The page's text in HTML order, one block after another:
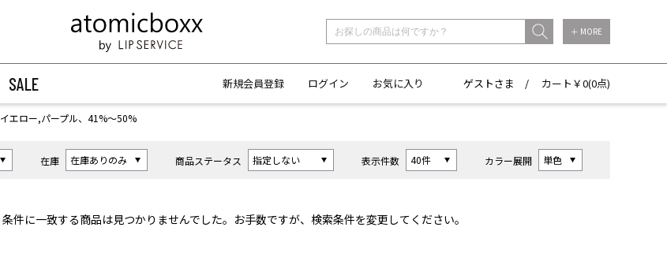
＋ MORE
SALE 新規会員登録 ログイン お気に入り ゲストさま / カート￥0(0点)
イエロー,パープル、41%〜50%
在庫 商品ステータス 表示件数 カラー展開
条件に一致する商品は見つかりませんでした。お手数ですが、検索条件を変更してください。